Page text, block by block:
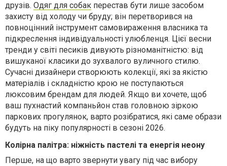
друзів. Одяг для собак перестав бути лише засобом
захисту від холоду чи бруду; він перетворився на
повноцінний інструмент самовираження власника та
підкреслення індивідуальності улюбленця. Цієї весни
тренди у світі песиків дивують різноманітністю: від
вишуканої класики до зухвалого вуличного стилю.
Сучасні дизайнери створюють колекції, які за якістю
матеріалів і складністю крою не поступаються
люксовим брендам для людей. Якщо ви хочете, щоб
ваш пухнастий компаньйон став головною зіркою
паркових прогулянок, варто розібратися, які саме образи
будуть на піку популярності в сезоні 2026.
Колірна палітра: ніжність пастелі та енергія неону
Перше, на що варто звернути увагу під час вибору